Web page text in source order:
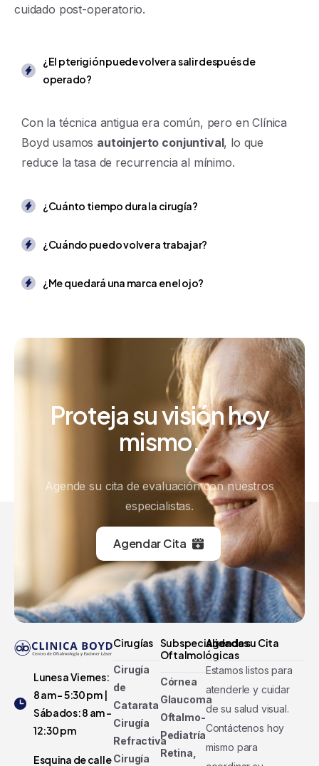
cuidado post-operatorio.
¿El pterigión puede volver a salir después de
operado?
Con la técnica antigua era común, pero en Clínica
Boyd usamos autoinjerto conjuntival, lo que
reduce la tasa de recurrencia al mínimo.
¿Cuánto tiempo dura la cirugía?
¿Cuándo puedo volver a trabajar?
¿Me quedará una marca en el ojo?
Protejasuvisiónhoy
mismo.
Agende su cita de evaluación con nuestros
especialistas.
Agendar Cita
Lunes a Viernes:
8 am - 5:30 pm |
Sábados: 8 am -
12:30 pm
Esquina de calle
Cirugías
Cirugía
de
Catarata
Cirugía
Refractiva
Cirugía
Subspecialidades
Oftalmológicas
Córnea
Glaucoma
Oftalmo-
Pediatría
Retina,
Agenda su Cita
Estamos listos para
atenderle y cuidar
de su salud visual.
Contáctenos hoy
mismo para